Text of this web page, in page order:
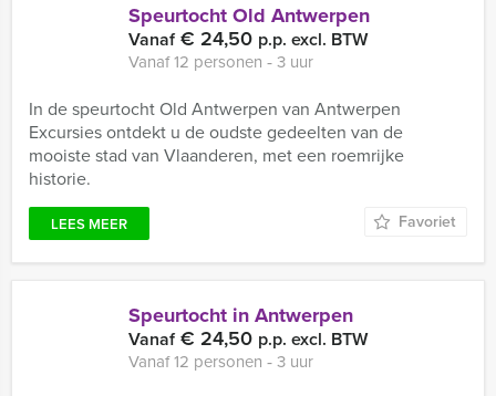
Speurtocht Old Antwerpen
Vanaf€ 24,50 p.p. excl. BTW
Vanaf 12 personen ‐ 3 uur
In de speurtocht Old Antwerpen van Antwerpen
Excursies ontdekt u de oudste gedeelten van de
mooiste stad van Vlaanderen, met een roemrijke
historie.
LEES MEER Favoriet
Speurtocht in Antwerpen
Vanaf€ 24,50 p.p. excl. BTW
Vanaf 12 personen ‐ 3 uur